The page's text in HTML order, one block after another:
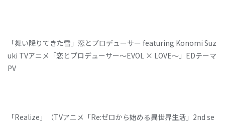
「舞い降りてきた雪」恋とプロデューサー featuring Konomi Suz
uki TVアニメ「恋とプロデューサー～EVOL × LOVE～」EDテーマ
PV
「Realize」（TVアニメ「Re:ゼロから始める異世界生活」2nd se